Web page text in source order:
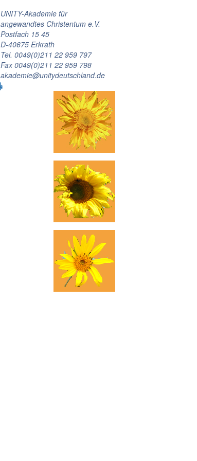
UNITY-Akademie für
angewandtes Christentum e.V.
Postfach 15 45
D-40675 Erkrath
Tel. 0049(0)211 22 959 797
Fax 0049(0)211 22 959 798
akademie@unitydeutschland.de